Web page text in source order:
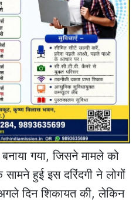
गया, जिसने मामले को
हुई इस दरिंदगी ने लोगों
दिन शिकायत की, लेकिन